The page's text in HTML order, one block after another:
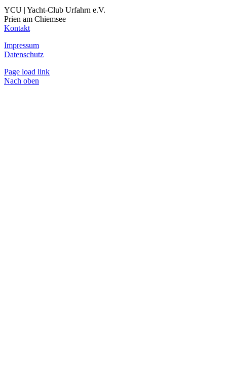
YCU | Yacht-Club Urfahrn e.V.
Prien am Chiemsee
Kontakt
Impressum
Datenschutz
Page load link
Nach oben